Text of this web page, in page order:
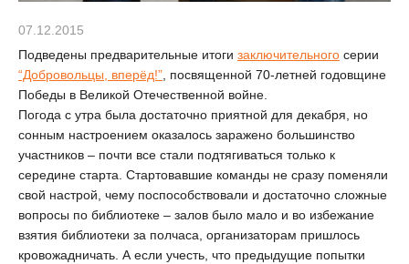
07.12.2015
Подведены предварительные итоги заключительного серии
“Добровольцы, вперёд!”, посвященной 70-летней годовщине
Победы в Великой Отечественной войне.
Погода с утра была достаточно приятной для декабря, но
сонным настроением оказалось заражено большинство
участников – почти все стали подтягиваться только к
середине старта. Стартовавшие команды не сразу поменяли
свой настрой, чему поспособствовали и достаточно сложные
вопросы по библиотеке – залов было мало и во избежание
взятия библиотеки за полчаса, организаторам пришлось
кровожадничать. А если учесть, что предыдущие попытки